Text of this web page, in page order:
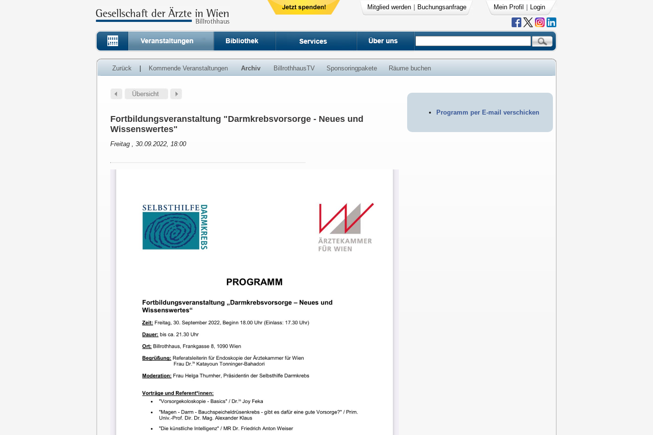
Mitglied werden Buchungsanfrage Mein Profil Login
Zurück Kommende Veranstaltungen Archiv BillrothhausTV Sponsoringpakete Räume buchen
Programm per E-mail verschicken
Fortbildungsveranstaltung "Darmkrebsvorsorge - Neues und
Wissenswertes"
Freitag , 30.09.2022, 18:00